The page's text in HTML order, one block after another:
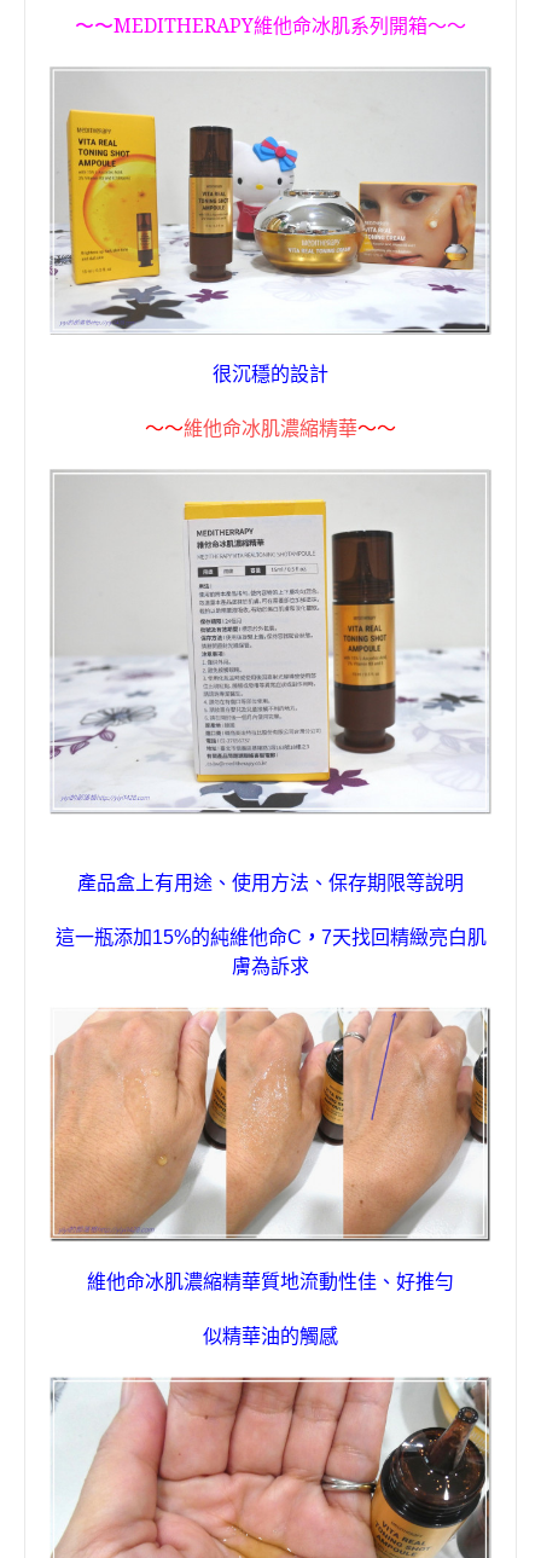
〜〜MEDITHERAPY維他命冰肌系列開箱〜〜
很沉穩的設計
〜〜維他命冰肌濃縮精華〜〜
產品盒上有用途、使用方法、保存期限等說明
這一瓶添加15%的純維他命C ， 7天找回精緻亮白肌
膚為訴求
維他命冰肌濃縮精華質地流動性佳 、 好推勻
似精華油的觸感